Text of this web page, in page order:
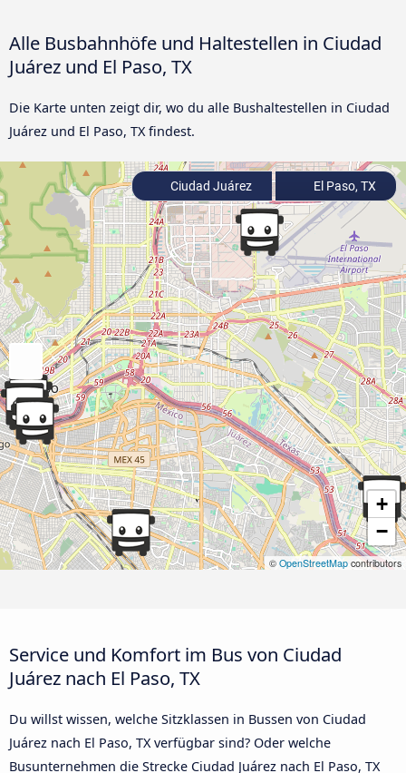
Alle Busbahnhöfe und Haltestellen in Ciudad
Juárez und El Paso, TX
Die Karte unten zeigt dir, wo du alle Bushaltestellen in Ciudad
Juárez und El Paso, TX findest.
+
−
© OpenStreetMap contributors
Ciudad Juárez El Paso, TX
Service und Komfort im Bus von Ciudad
Juárez nach El Paso, TX
Du willst wissen, welche Sitzklassen in Bussen von Ciudad
Juárez nach El Paso, TX verfügbar sind? Oder welche
Busunternehmen die Strecke Ciudad Juárez nach El Paso, TX